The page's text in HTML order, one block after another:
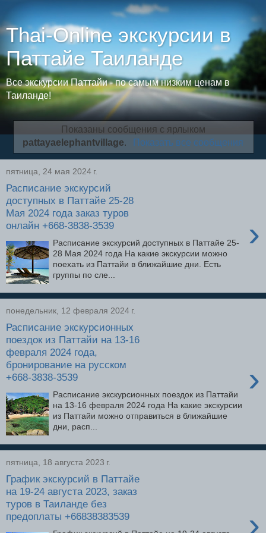
Thai-Online экскурсии в
Паттайе Таиланде
Все экскурсии Паттайи - по самым низким ценам в
Таиланде!
Показаны сообщения с ярлыком
pattayaelephantvillage. Показать все сообщения
пятница, 24 мая 2024 г.
Расписание экскурсий
доступных в Паттайе 25-28
Мая 2024 года заказ туров
онлайн +668-3838-3539
›
Расписание экскурсий доступных в Паттайе 25-
28 Мая 2024 года На какие экскурсии можно
поехать из Паттайи в ближайшие дни. Есть
группы по сле...
понедельник, 12 февраля 2024 г.
Расписание экскурсионных
поездок из Паттайи на 13-16
февраля 2024 года,
бронирование на русском
+668-3838-3539
›
Расписание экскурсионных поездок из Паттайи
на 13-16 февраля 2024 года На какие экскурсии
из Паттайи можно отправиться в ближайшие
дни, расп...
пятница, 18 августа 2023 г.
График экскурсий в Паттайе
на 19-24 августа 2023, заказ
туров в Таиланде без
предоплаты +66838383539
›